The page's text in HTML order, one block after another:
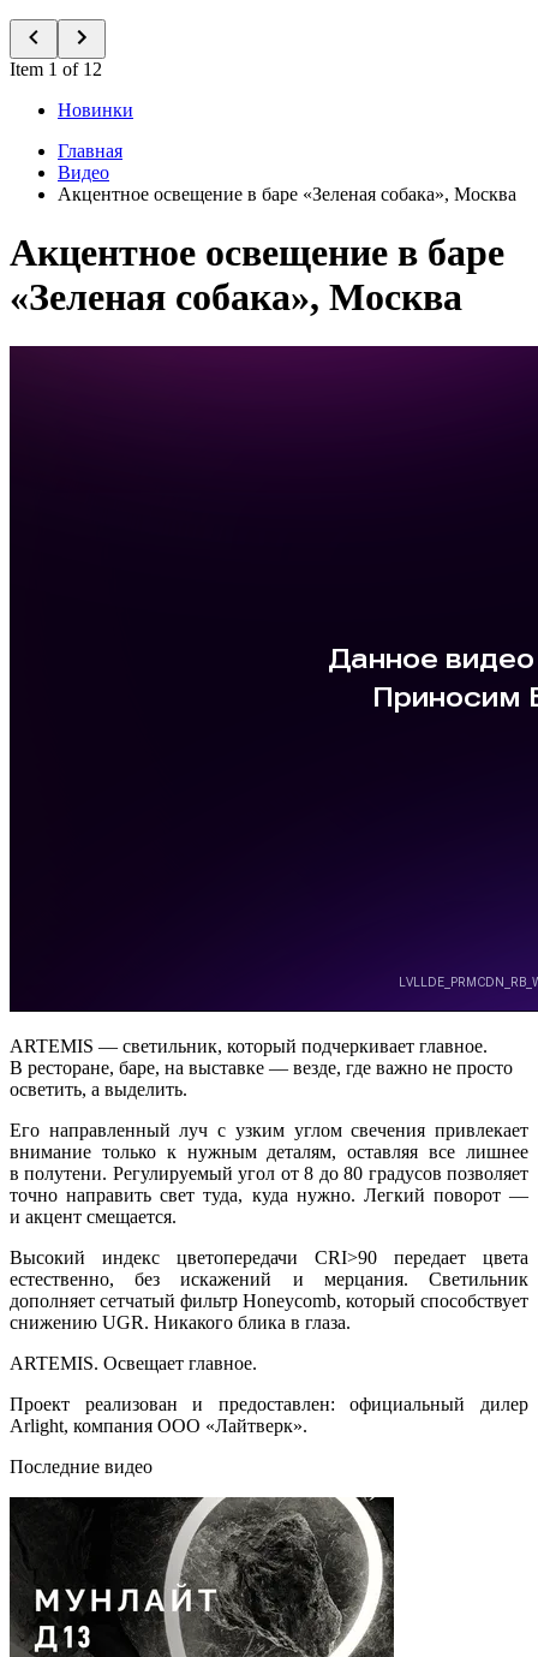
Item 1 of 12
Новинки
Главная
Видео
Акцентное освещение в баре «Зеленая собака», Москва
Акцентное освещение в баре
«Зеленая собака», Москва
ARTEMIS — светильник, который подчеркивает главное.
В ресторане, баре, на выставке — везде, где важно не просто
осветить, а выделить.
Его направленный луч с узким углом свечения привлекает
внимание только к нужным деталям, оставляя все лишнее
в полутени. Регулируемый угол от 8 до 80 градусов позволяет
точно направить свет туда, куда нужно. Легкий поворот —
и акцент смещается.
Высокий индекс цветопередачи CRI>90 передает цвета
естественно, без искажений и мерцания. Светильник
дополняет сетчатый фильтр Honeycomb, который способствует
снижению UGR. Никакого блика в глаза.
ARTEMIS. Освещает главное.
Проект реализован и предоставлен: официальный дилер
Arlight, компания ООО «Лайтверк».
Последние видео